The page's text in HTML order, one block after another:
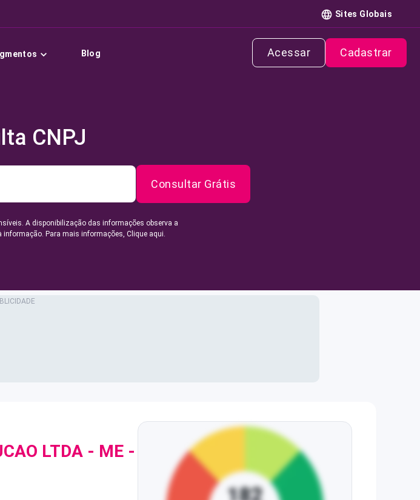
Sites Globais
Blog Acessar Cadastrar
CNPJ
Consultar Grátis
A disponibilização das informações observa a
informação. Para mais informações, Clique aqui.
LTDA - ME -